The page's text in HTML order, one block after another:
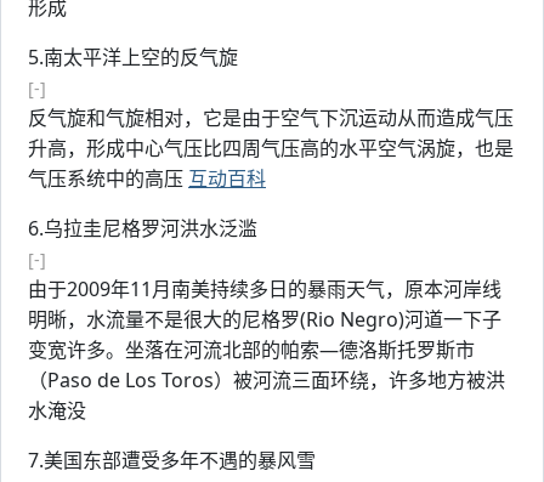
形成
5.南太平洋上空的反气旋
[-]
反气旋和气旋相对，它是由于空气下沉运动从而造成气压
升高，形成中心气压比四周气压高的水平空气涡旋，也是
气压系统中的高压 互动百科
6.乌拉圭尼格罗河洪水泛滥
[-]
由于2009年11月南美持续多日的暴雨天气，原本河岸线
明晰，水流量不是很大的尼格罗(Rio Negro)河道一下子
变宽许多。坐落在河流北部的帕索—德洛斯托罗斯市
（Paso de Los Toros）被河流三面环绕，许多地方被洪
水淹没
7.美国东部遭受多年不遇的暴风雪